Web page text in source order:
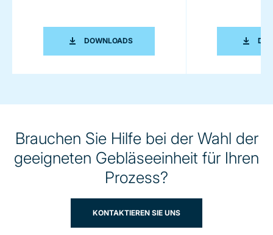
DOWNLOADSCOPERION K-TRON PNEUMATISCHE
Brauchen Sie Hilfe bei der Wahl der
geeigneten Gebläseeinheit für Ihren
Prozess?
KONTAKTIEREN SIE UNS